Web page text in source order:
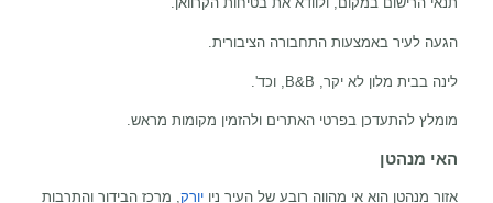
הגעה לעיר באמצעות התחבורה הציבורית.
לינה בבית מלון לא יקר, B&B , וכד'.
מומלץ להתעדכן בפרטי האתרים ולהזמין מקומות מראש.
האי מנהטן
אזור מנהטן הוא אי מהווה רובע של העיר ניו יורק, מרכז הבידור והתרבות